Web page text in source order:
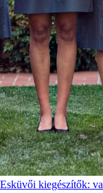
Esküvői kiegészítők: